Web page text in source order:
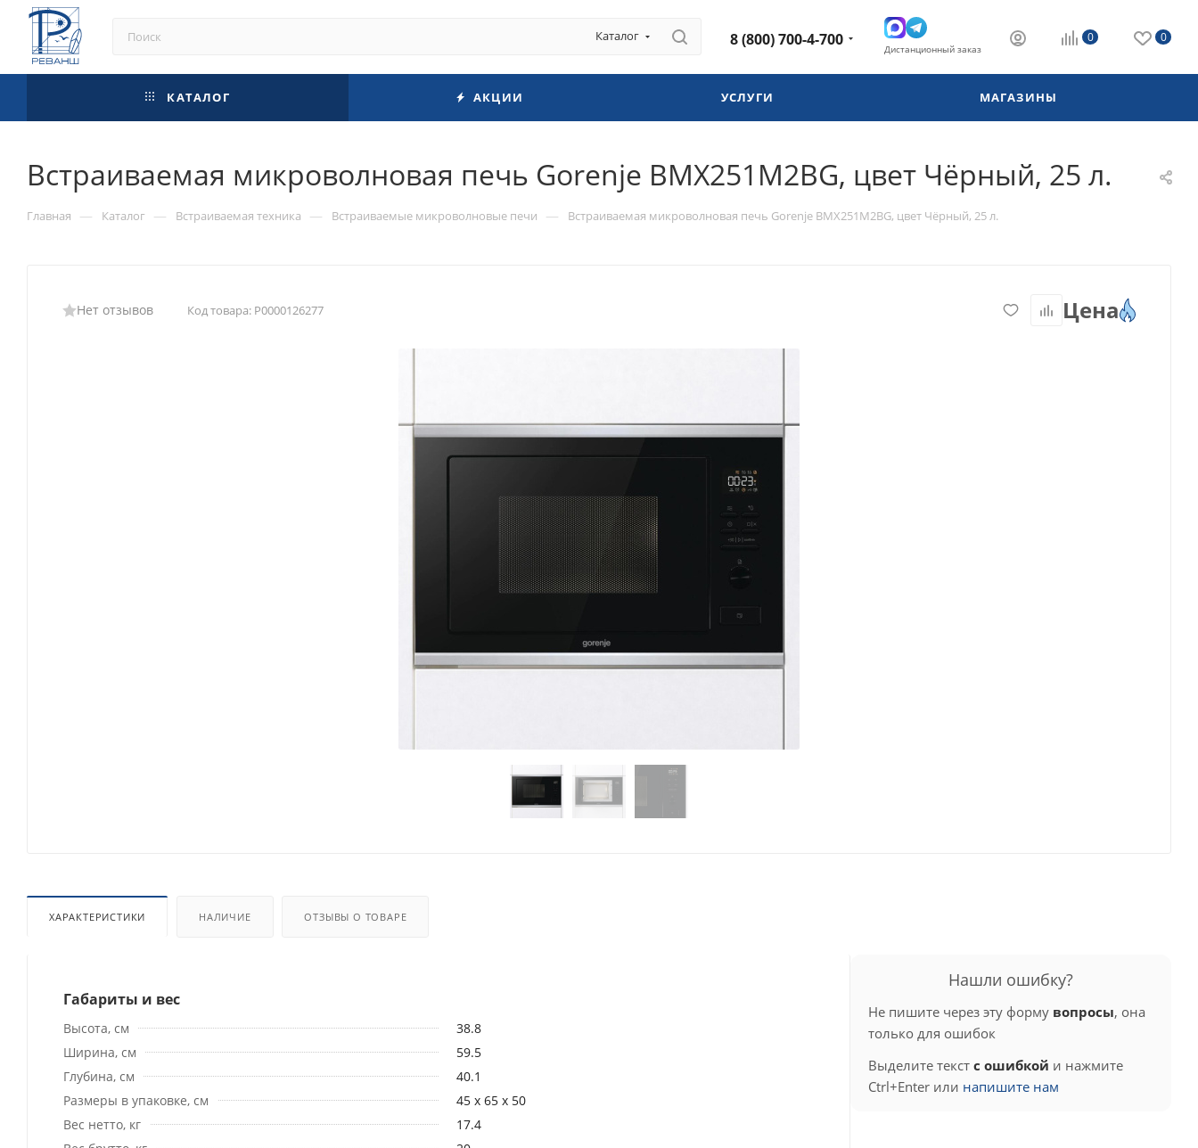
Каталог 8 (800) 700-4-700 Дистанционный заказ
0 0
КАТАЛОГ АКЦИИ УСЛУГИ МАГАЗИНЫ
Встраиваемая микроволновая печь Gorenje BMX251M2BG, цвет Чёрный, 25 л.
Главная — Каталог — Встраиваемая техника — Встраиваемые микроволновые печи — Встраиваемая микроволновая печь Gorenje BMX251M2BG, цвет Чёрный, 25 л.
Нет отзывов Код товара: Р0000126277 Цена
ХАРАКТЕРИСТИКИ НАЛИЧИЕ ОТЗЫВЫ О ТОВАРЕ
Габариты и вес
Высота, см
38.8
Ширина, см
59.5
Глубина, см
40.1
Размеры в упаковке, см
45 x 65 x 50
Вес нетто, кг
17.4
Нашли ошибку?
Не пишите через эту форму вопросы, она
только для ошибок
Выделите текст с ошибкой и нажмите
Ctrl+Enter или напишите нам